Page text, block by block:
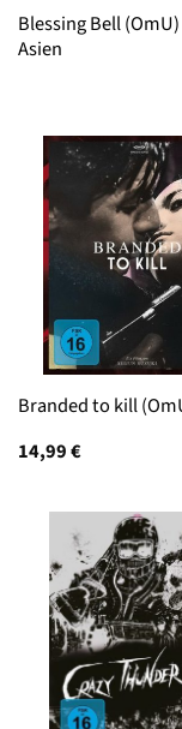
Blessing Bell
Asien
Branded to kill
14,99€